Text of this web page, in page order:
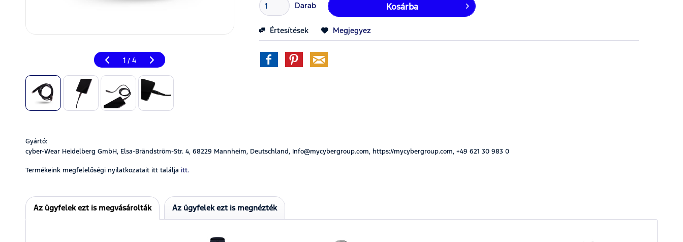
1 / 4
Darab Kosárba
Értesítések Megjegyez
Gyártó:
cyber-Wear Heidelberg GmbH, Elsa-Brändström-Str. 4, 68229 Mannheim, Deutschland, Info@mycybergroup.com, https://mycybergroup.com, +49 621 30 983 0
Termékeink megfelelőségi nyilatkozatait itt találja itt.
Az ügyfelek ezt is megvásárolták Az ügyfelek ezt is megnézték